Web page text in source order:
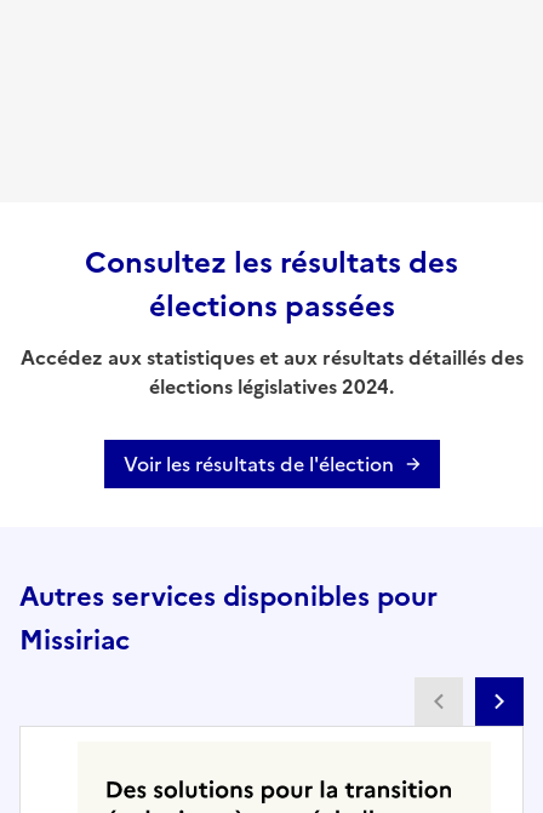
Consultez les résultats des
élections passées
Accédez aux statistiques et aux résultats détaillés des
élections législatives 2024.
Voir les résultats de l'élection
Autres services disponibles pour
Missiriac